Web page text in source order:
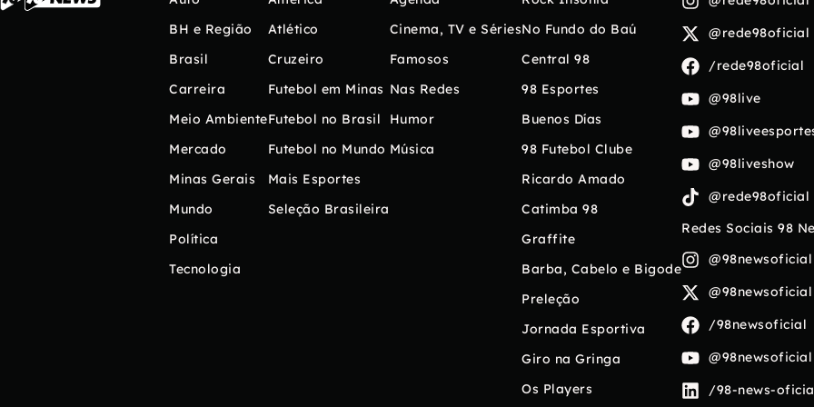
BH e Região
Brasil
Carreira
Meio Ambiente
Mercado
Minas Gerais
Mundo
Política
Tecnologia
Atlético
Cruzeiro
Futebol em Minas
Futebol no Brasil
Futebol no Mundo
Mais Esportes
Seleção Brasileira
Cinema, TV e Séries
Famosos
Nas Redes
Humor
Música
No Fundo do Baú
Central 98
98 Esportes
Buenos Días
98 Futebol Clube
Ricardo Amado
Catimba 98
Graffite
Barba, Cabelo e Bigode
Preleção
Jornada Esportiva
Giro na Gringa
Os Players
@rede98oficial
/rede98oficial
@98live
@98liveshow
@rede98oficial
Redes Sociais 98
@98newsoficial
@98newsoficial
/98newsoficial
@98newsoficial
/98-news-